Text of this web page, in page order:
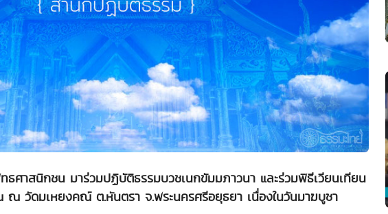
ศาสนิกชน มาร่วมปฏิบัติธรรมบวชเนกขัมมภาวนา และร่วมพิธีเวียนเทียน
ณ วัดมเหยงคณ์ ต.หันตรา จ.พระนครศรีอยุธยา เนื่องในวันมาฆบูชา